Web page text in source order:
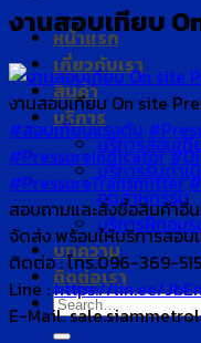
หน้าแรก
เกี่ยวกับเรา
สินค้า
บริการ
บริการสอบเ
บริการรับดำเ
อุตสาหกรรม
บริการฝึกอบ
บทความ
ติดต่อเรา
Search
for:
งานสอบเทียบ
งานสอบเทียบ On site
#สอบเทียบแรงดัน
#PressureIndicator
#PressureTransmitter
สอบถามและสั่งซื้อสินค้าอื่
จัดส่ง พร้อมให้บริการสอบ
ติดต่อ : โทร.096-369-
Line :https://lin.ee/
E-Mail.